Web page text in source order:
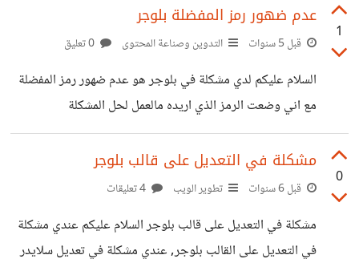
1
عدم ضهور رمز المفضلة بلوجر
قبل 5 سنوات التدوين وصناعة المحتوى
السلام عليكم لدي مشكلة في بلوجر هو عدم ضهور رمز المفضلة
مع اني وضعت الرمز الذي اريده مالعمل لحل المشكلة
https://suar.me/0Z1zY https://suar.me/GwZNj
0
مشكلة في التعديل على قالب بلوجر
قبل 6 سنوات تطوير الويب
مشكلة في التعديل على قالب بلوجر السلام عليكم عندي مشكلة
في التعديل على القالب بلوجر, عندي مشكلة في تعديل سلايدر